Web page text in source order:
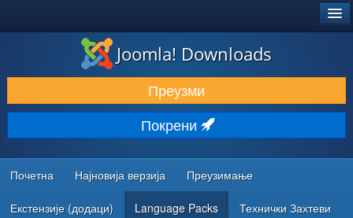
ПРЕУЗИМАЊЕ И ПРОШИРЕЊА (ЕКСТЕНЗИЈЕ)
ОТКРИЈТЕ И НАУЧИТЕ
ЗАЈЕДНИЦА И ПОДРШКА
РЕСУРСИ ЗА РАЗВОЈ
Joomla! Downloads
Преузми
Покрени
Почетна Најновија верзија Преузимање
Екстензије (додаци) Language Packs Технички Захтеви